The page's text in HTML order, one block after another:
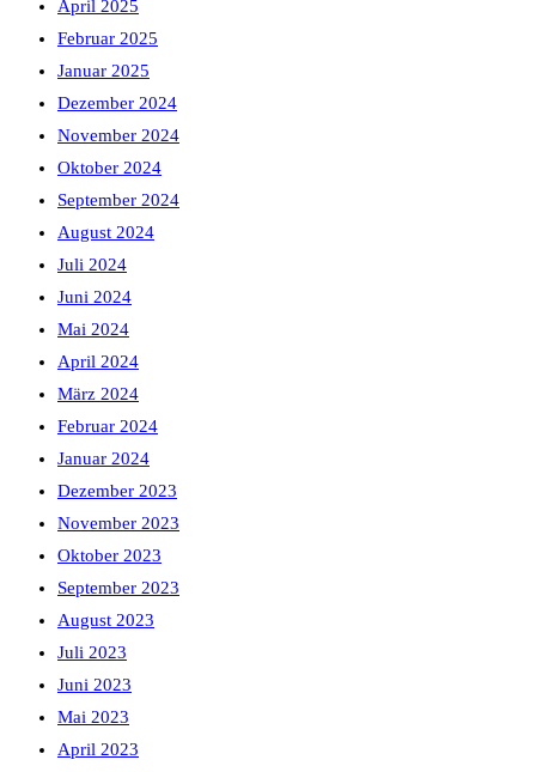
April 2025
Februar 2025
Januar 2025
Dezember 2024
November 2024
Oktober 2024
September 2024
August 2024
Juli 2024
Juni 2024
Mai 2024
April 2024
März 2024
Februar 2024
Januar 2024
Dezember 2023
November 2023
Oktober 2023
September 2023
August 2023
Juli 2023
Juni 2023
Mai 2023
April 2023